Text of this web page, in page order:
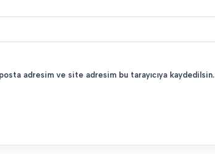
adresim ve site adresim bu tarayıcıya kaydedilsin.